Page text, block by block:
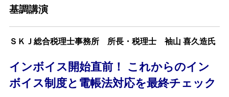
基調講演
ＳＫＪ総合税理士事務所 所長・税理士 袖山 喜久造氏
インボイス開始直前！ これからのイン
ボイス制度と電帳法対応を最終チェック